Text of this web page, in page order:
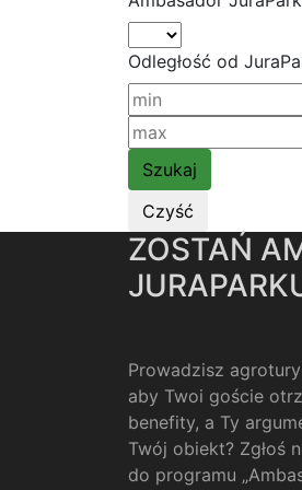
Odległość od
ZOSTAŃ
Prowadzisz
aby Twoi goście
benefity, a Ty
Twój obiekt? Zgłoś
do programu